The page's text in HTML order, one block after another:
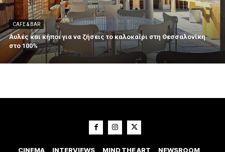
CAFE & BAR
Αυλές και κήποι για να ζήσεις το καλοκαίρι στη Θεσσαλονίκη
στο 100%
CINEMA INTERVIEWS MIND THE ART NEWSROOM